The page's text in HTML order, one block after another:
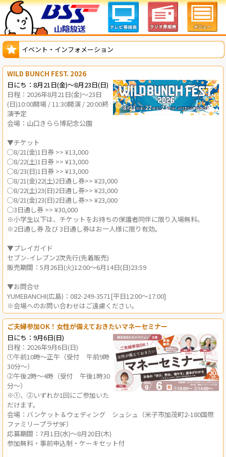
イベント・インフォメーション
WILD BUNCH FEST. 2026
日にち：8月21日(金)～8月23日(日)
日程：2026年8月21日(金)～23日
(日)10:00開場 / 11:30開演 / 20:00終
演予定
会場：山口きらら博記念公園
▼チケット
◯8/21(金)1日券 >> ¥13,000
◯8/22(土)1日券 >> ¥13,000
◯8/23(日)1日券 >> ¥13,000
◯8/21(金)22(土)2日通し券>> ¥23,000
◯8/22(土)23(日)2日通し券>> ¥23,000
◯8/21(金)23(日)2日通し券>> ¥23,000
◯3日通し券 >> ¥30,000
※小学生以下は、チケットをお持ちの保護者同伴に限り入場無料。
※2日通し券 及び 3日通し券はお一人様に限り有効。
▼プレイガイド
セブン-イレブン2次先行(先着販売)
販売期間：5月26日(火)12:00〜6月14日(日)23:59
▼お問合せ
YUMEBANCHI(広島)：082-249-3571[平日12:00〜17:00]
※会場へのお問い合わせはご遠慮ください。
ご夫婦参加OK！女性が備えておきたいマネーセミナー
日にち：9月6日(日)
日程：2026年9月6日(日)
①午前10時～正午（受付 午前9時
30分～）
②午後2時～4時（受付 午後1時30
分～）
※①、②いずれか1回にご参加いた
だけます。
会場：バンケット＆ウェディング シュシュ（米子市加茂町2-180国際
ファミリープラザ9F）
応募期間：7月1日(水)～8月20日(木)
参加無料・事前申込制・ケーキセット付